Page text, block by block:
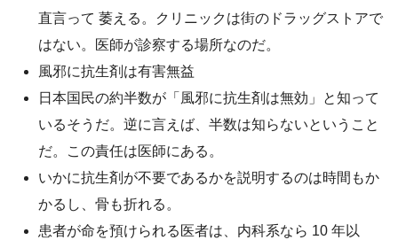
直言って 萎える。クリニックは街のドラッグストアで
はない。医師が診察する場所なのだ。
風邪に抗生剤は有害無益
日本国民の約半数が「風邪に抗生剤は無効」と知って
いるそうだ。逆に言えば、半数は知らないということ
だ。この責任は医師にある。
いかに抗生剤が不要であるかを説明するのは時間もか
かるし、骨も折れる。
患者が命を預けられる医者は、内科系なら 10 年以